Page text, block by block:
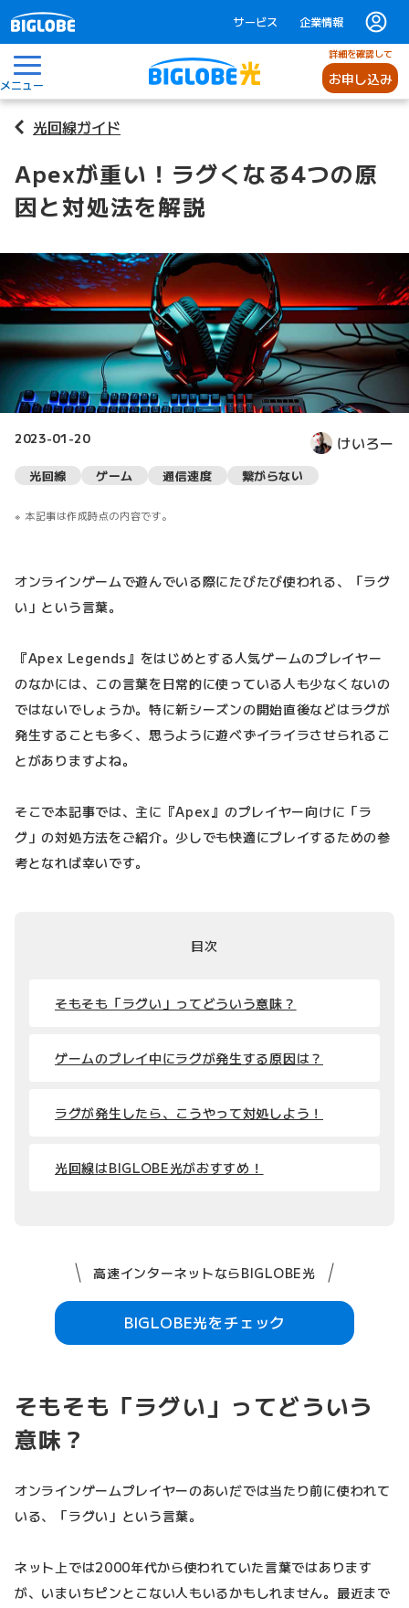
サービス 企業情報
メニュー
詳細を確認して
お申し込み
光回線ガイド
Apexが重い！ラグくなる4つの原
因と対処法を解説
2023-01-20 けいろー
光回線 ゲーム 通信速度 繋がらない
本記事は作成時点の内容です。
オンラインゲームで遊んでいる際にたびたび使われる、「ラグ
い」という言葉。
『Apex Legends』をはじめとする人気ゲームのプレイヤー
のなかには、この言葉を日常的に使っている人も少なくないの
ではないでしょうか。特に新シーズンの開始直後などはラグが
発生することも多く、思うように遊べずイライラさせられるこ
とがありますよね。
そこで本記事では、主に『Apex』のプレイヤー向けに「ラ
グ」の対処方法をご紹介。少しでも快適にプレイするための参
考となれば幸いです。
目次
そもそも「ラグい」ってどういう意味？
ゲームのプレイ中にラグが発生する原因は？
ラグが発生したら、こうやって対処しよう！
光回線はBIGLOBE光がおすすめ！
高速インターネットならBIGLOBE光
BIGLOBE光をチェック
そもそも「ラグい」ってどういう
意味？
オンラインゲームプレイヤーのあいだでは当たり前に使われて
いる、「ラグい」という言葉。
ネット上では2000年代から使われていた言葉ではあります
が、いまいちピンとこない人もいるかもしれません。最近まで